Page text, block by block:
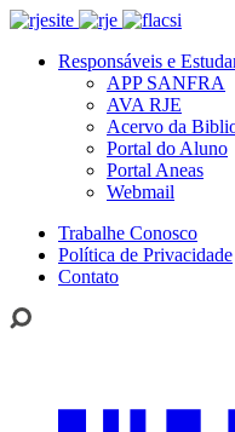
Responsáveis e
APP SANFRA
AVA RJE
Acervo da
Portal do Aluno
Portal Aneas
Webmail
Trabalhe Conosco
Política de Privacidade
Contato